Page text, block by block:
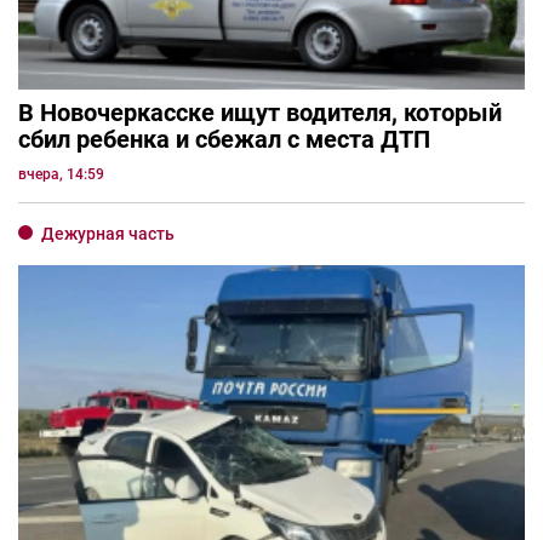
В Новочеркасске ищут водителя, который
сбил ребенка и сбежал с места ДТП
вчера, 14:59
Дежурная часть